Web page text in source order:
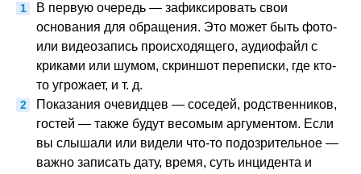
В первую очередь — зафиксировать свои
основания для обращения. Это может быть фото-
или видеозапись происходящего, аудиофайл с
криками или шумом, скриншот переписки, где кто-
то угрожает, и т. д.
Показания очевидцев — соседей, родственников,
гостей — также будут весомым аргументом. Если
вы слышали или видели что-то подозрительное —
важно записать дату, время, суть инцидента и